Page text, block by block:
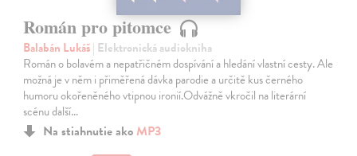
Román pro pitomce
Balabán Lukáš| Elektronická audiokniha
Román o bolavém a nepatřičném dospívání a hledání vlastní cesty. Ale
možná je v něm i přiměřená dávka parodie a určitě kus černého
humoru okořeněného vtipnou ironií.Odvážně vkročil na literární
scénu další…
Na stiahnutie ako MP3